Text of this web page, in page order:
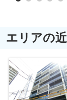
エリアの